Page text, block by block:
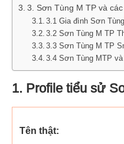
3. Sơn Tùng M TP và
3.1 Gia đình Sơn
3.2 Sơn Tùng M TP
3.3 Sơn Tùng M TP
3.4 Sơn Tùng MTP
1. Profile tiểu sử
Tên thật: